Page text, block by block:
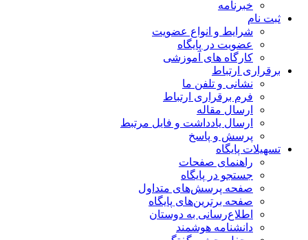
خبرنامه
ثبت نام
شرایط و انواع عضویت
عضویت در پایگاه
کارگاه های آموزشی
برقراری ارتباط
نشانی و تلفن ما
فرم برقراری ارتباط
ارسال مقاله
ارسال یادداشت و فایل مرتبط
پرسش و پاسخ
تسهیلات پایگاه
راهنمای صفحات
جستجو در پایگاه
صفحه پرسش‌های متداول
صفحه برترین‌های پایگاه
اطلاع‌رسانی به دوستان
دانشنامه هوشمند